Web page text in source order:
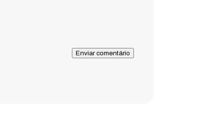
Enviar comentário